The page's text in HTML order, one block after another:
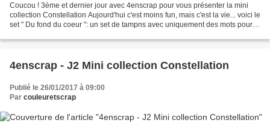
Coucou ! 3ème et dernier jour avec 4enscrap pour vous présenter la mini
collection Constellation Aujourd'hui c'est moins fun, mais c'est la vie... voici le
set " Du fond du coeur ": un set de tampns avec uniquement des mots pour
4enscrap - J2 Mini collection Constellation
Publié le 26/01/2017 à 09:00
Par couleuretscrap